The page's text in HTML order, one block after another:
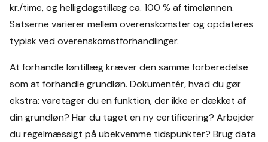
kr./time, og helligdagstillæg ca. 100 % af timelønnen.
Satserne varierer mellem overenskomster og opdateres
typisk ved overenskomstforhandlinger.
At forhandle løntillæg kræver den samme forberedelse
som at forhandle grundløn. Dokumentér, hvad du gør
ekstra: varetager du en funktion, der ikke er dækket af
din grundløn? Har du taget en ny certificering? Arbejder
du regelmæssigt på ubekvemme tidspunkter? Brug data